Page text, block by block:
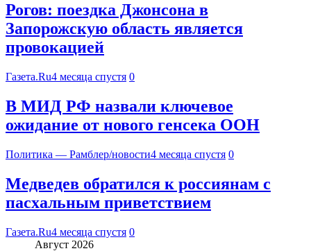
Рогов: поездка Джонсона в
Запорожскую область является
провокацией
Газета.Ru4 месяца спустя 0
В МИД РФ назвали ключевое
ожидание от нового генсека ООН
Политика — Рамблер/новости4 месяца спустя 0
Медведев обратился к россиянам с
пасхальным приветствием
Газета.Ru4 месяца спустя 0
Август 2026